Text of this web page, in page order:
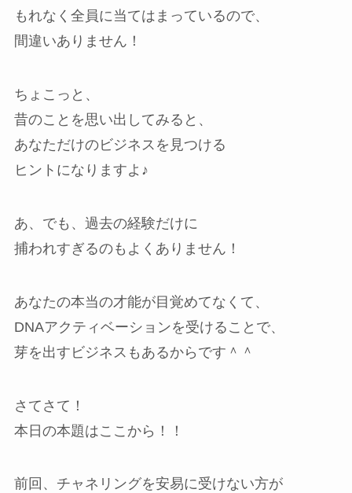
もれなく全員に当てはまっているので、
間違いありません！
ちょこっと、
昔のことを思い出してみると、
あなただけのビジネスを見つける
ヒントになりますよ♪
あ、でも、過去の経験だけに
捕われすぎるのもよくありません！
あなたの本当の才能が目覚めてなくて、
DNAアクティベーションを受けることで、
芽を出すビジネスもあるからです＾＾
さてさて！
本日の本題はここから！！
前回、チャネリングを安易に受けない方が